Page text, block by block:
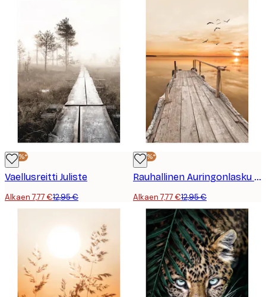
-40%*
Vaellusreitti Juliste
Alkaen 7,77 €12,95 €
-40%*
Rauhallinen Auringonlasku Laiturilla Juliste
Alkaen 7,77 €12,95 €